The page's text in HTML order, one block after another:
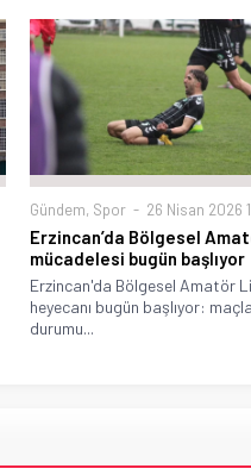
Gündem, Spor 26 Nisan 2026
Erzincan’da Bölgesel
mücadelesi bugün başlıyor
Erzincan'da Bölgesel Amatör
heyecanı bugün başlıyor:
durumu...